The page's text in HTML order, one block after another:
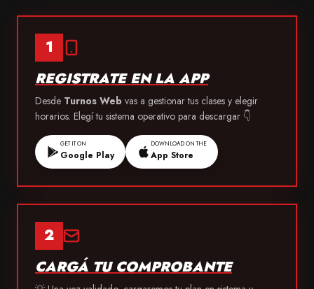
1
REGISTRATE EN LA APP
Desde Turnos Web vas a gestionar tus clases y elegir
horarios. Elegí tu sistema operativo para descargar 👇
GET IT ON
Google Play
DOWNLOAD ON THE
App Store
2
CARGÁ TU COMPROBANTE